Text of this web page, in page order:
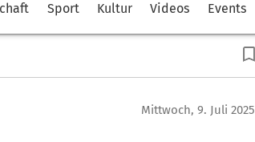
Sport Kultur Videos Events
Mittwoch, 9. Juli 2025